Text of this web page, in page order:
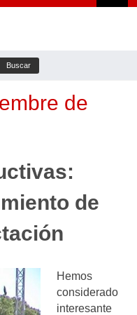
de
de
Hemos
considerado
interesante